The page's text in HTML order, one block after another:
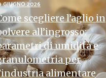
GIUGNO 2026
scegliere l’aglio in
all’ingrosso:
di umidità e
per
alimentare